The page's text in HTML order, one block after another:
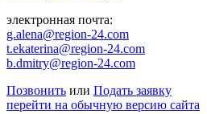
электронная почта:
g.alena@region-24.com
t.ekaterina@region-24.com
b.dmitry@region-24.com
Позвонить или Подать заявку
перейти на обычную версию сайта